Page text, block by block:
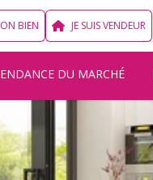
BIEN JE SUIS VENDEUR
DU MARCHÉ